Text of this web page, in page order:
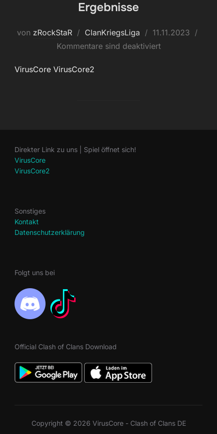
Ergebnisse
von zRockStaR ClanKriegsLiga
Veröffentlicht
am
11.11.2023
Kommentare sind deaktiviert
VirusCore VirusCore2
Direkter Link zu uns | Spiel öffnet sich!
VirusCore
VirusCore2
Sonstiges
Kontakt
Datenschutzerklärung
Folgt uns bei
Official Clash of Clans Download
Copyright © 2026 VirusCore - Clash of Clans DE